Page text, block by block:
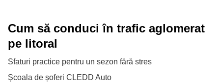
Cum să conduci în trafic aglomerat
pe litoral
Sfaturi practice pentru un sezon fără stres
Școala de șoferi CLEDD Auto